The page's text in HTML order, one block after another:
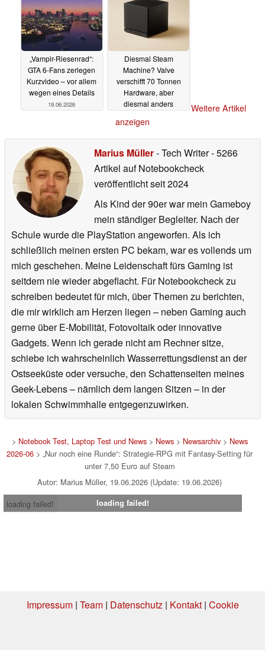
„Vampir-Riesenrad“:
GTA 6-Fans zerlegen
Kurzvideo – vor allem
wegen eines Details
19.06.2026
Diesmal Steam
Machine? Valve
verschifft 70 Tonnen
Hardware, aber
diesmal anders
Weitere Artikel
anzeigen
Marius Müller- Tech Writer- 5266
Artikel auf Notebookcheck
veröffentlichtseit 2024
Als Kind der 90er war mein Gameboy
mein ständiger Begleiter. Nach der
Schule wurde die PlayStation angeworfen. Als ich
schließlich meinen ersten PC bekam, war es vollends um
mich geschehen. Meine Leidenschaft fürs Gaming ist
seitdem nie wieder abgeflacht. Für Notebookcheck zu
schreiben bedeutet für mich, über Themen zu berichten,
die mir wirklich am Herzen liegen – neben Gaming auch
gerne über E-Mobilität, Fotovoltaik oder innovative
Gadgets. Wenn ich gerade nicht am Rechner sitze,
schiebe ich wahrscheinlich Wasserrettungsdienst an der
Ostseeküste oder versuche, den Schattenseiten meines
Geek-Lebens – nämlich dem langen Sitzen – in der
lokalen Schwimmhalle entgegenzuwirken.
> Notebook Test, Laptop Test und News> News> Newsarchiv> News
2026-06 > „Nur noch eine Runde“: Strategie-RPG mit Fantasy-Setting für
unter 7,50 Euro auf Steam
Autor: Marius Müller, 19.06.2026 (Update: 19.06.2026)
loading failed!
loading failed!
Impressum| Team| Datenschutz| Kontakt| Cookie